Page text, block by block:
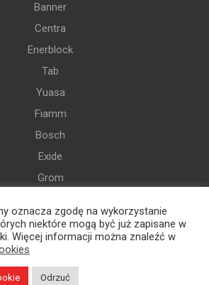
Banner
Centra
Enerblock
Tab
Yuasa
Fiamm
Bosch
Exide
Grom
i więcej
oznacza zgodę na wykorzystanie
niektóre mogą być już zapisane w
Więcej informacji można znaleźć w
Odrzuć